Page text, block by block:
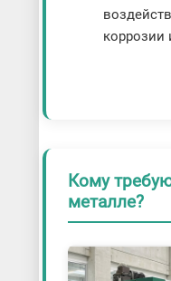
коррозии
Кому
металле?